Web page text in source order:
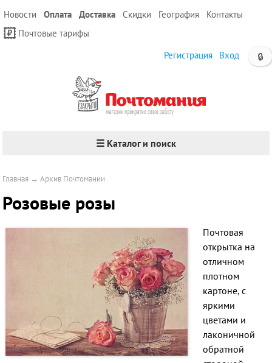
Новости Оплата Доставка Скидки География
Контакты
Почтовые тарифы
🔒
Регистрация Вход
☰ Каталог и поиск
Главная →Архив Почтомании
Розовые розы
Почтовая
открытка на
отличном
плотном
картоне, с
яркими
цветами и
лаконичной
обратной